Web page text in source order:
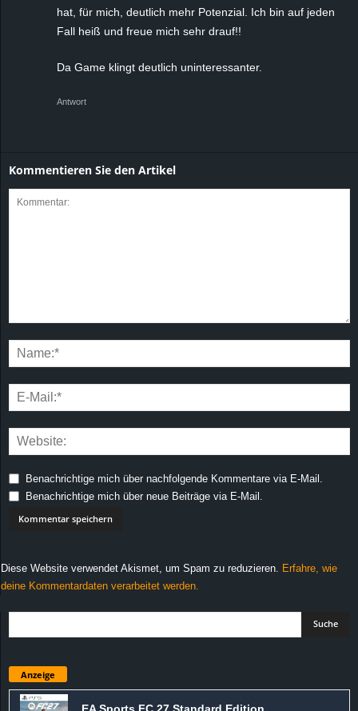
hat, für mich, deutlich mehr Potenzial. Ich bin auf jeden
Fall heiß und freue mich sehr drauf!!
Da Game klingt deutlich uninteressanter.
Antwort
Kommentieren Sie den Artikel
Benachrichtige mich über nachfolgende Kommentare via E-Mail.
Benachrichtige mich über neue Beiträge via E-Mail.
Diese Website verwendet Akismet, um Spam zu reduzieren.
Erfahre, wie
deine Kommentardaten verarbeitet werden.
Anzeige